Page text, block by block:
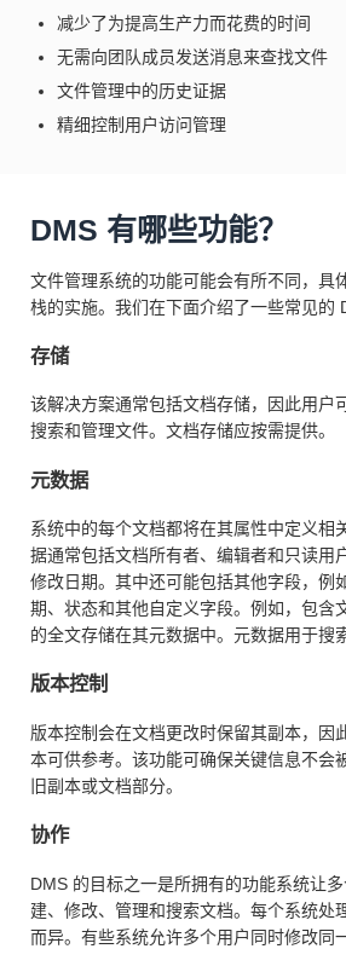
减少了为提高生产力而花费的时间
无需向团队成员发送消息来查找文件
文件管理中的历史证据
精细控制用户访问管理
DMS 有哪些功能？
文件管理系统的功能可能会有所不同，具
栈的实施。我们在下面介绍了一些常见的
存储
该解决方案通常包括文档存储，因此用户
搜索和管理文件。文档存储应按需提供。
元数据
系统中的每个文档都将在其属性中定义相
据通常包括文档所有者、编辑者和只读用
修改日期。其中还可能包括其他字段，例
期、状态和其他自定义字段。例如，包含
的全文存储在其元数据中。元数据用于搜
版本控制
版本控制会在文档更改时保留其副本，因
本可供参考。该功能可确保关键信息不会
旧副本或文档部分。
协作
DMS 的目标之一是所拥有的功能系统让
建、修改、管理和搜索文档。每个系统处
而异。有些系统允许多个用户同时修改同